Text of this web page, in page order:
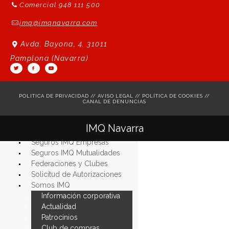
Comercial 948 111 500
imq@imqnavarra.com
Avda. Bayona, 4. 31011
Pamplona (Navarra)
POLITICA DE PRIVACIDAD // AVISO LEGAL // POLÍTICA DE COOKIES //
CANAL DE DENUNCIAS
IMQ Navarra
Seguros IMQ Autónomos
Seguros IMQ Empresas
Seguros IMQ Mutualidades
Federaciones y Clubes
Solicitud de Autorizaciones
Somos
IMQ
Información corporativa
Actualidad
Patrocinios